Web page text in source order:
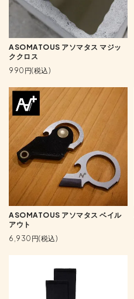
ASOMATOUS アソマタス マジッ
ククロス
990円(税込)
ASOMATOUS アソマタス ベイル
アウト
6,930円(税込)